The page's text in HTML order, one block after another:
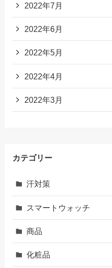
2022年7月
2022年6月
2022年5月
2022年4月
2022年3月
カテゴリー
汗対策
スマートウォッチ
商品
化粧品